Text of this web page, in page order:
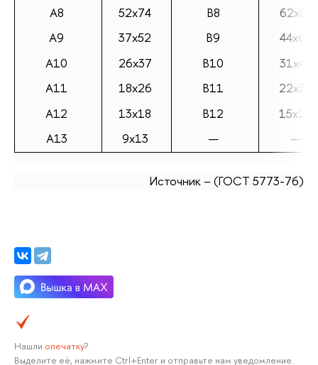
А8
А9
А10
А11
А12
А13
52х74
37х52
26х37
18х26
13х18
9х13
В8
В9
В10
В11
В12
—
62х88
44х62
31х44
22х31
15x22
—
Источник – (ГОСТ 5773-76)
Нашли опечатку?
Выделите её, нажмите Ctrl+Enter и отправьте нам уведомление.